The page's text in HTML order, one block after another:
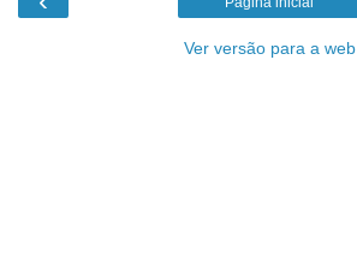
Ver versão para a web